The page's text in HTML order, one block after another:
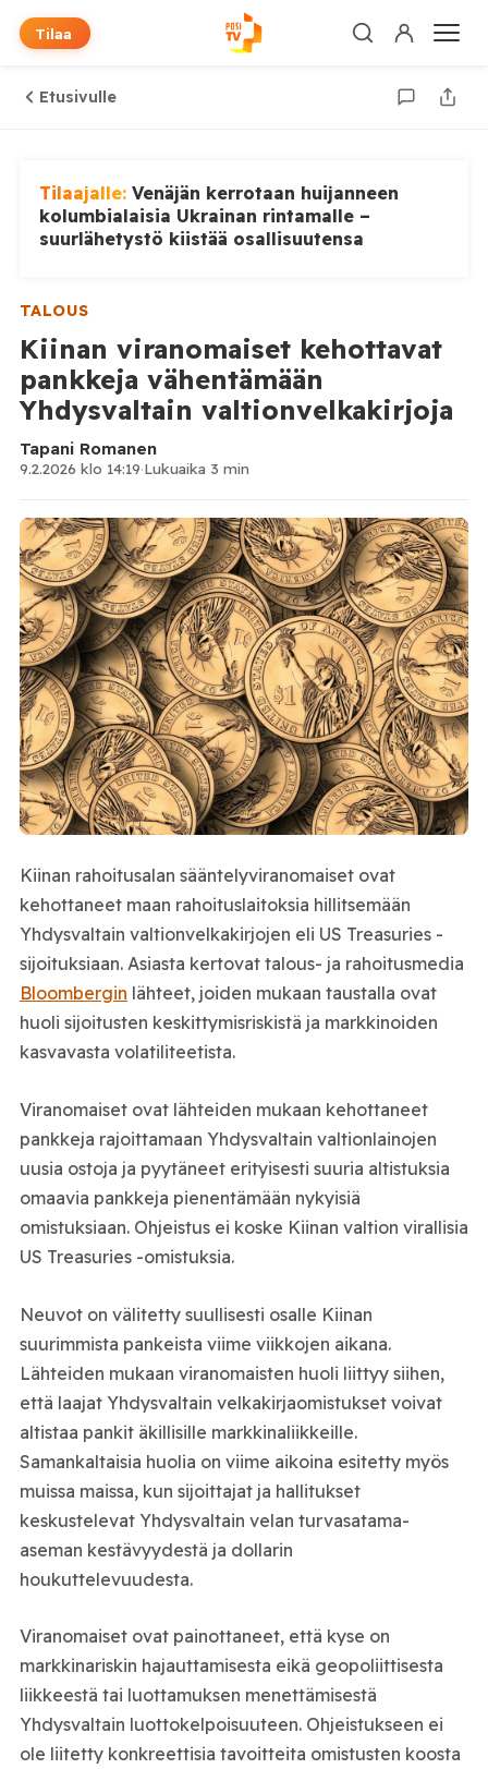
Tilaa
Etusivulle
Tilaajalle: Venäjän kerrotaan huijanneen
kolumbialaisia Ukrainan rintamalle –
suurlähetystö kiistää osallisuutensa
TALOUS
Kiinan viranomaiset kehottavat
pankkeja vähentämään
Yhdysvaltain valtionvelkakirjoja
Tapani Romanen
9.2.2026 klo 14:19·Lukuaika 3 min
Kiinan rahoitusalan sääntelyviranomaiset ovat
kehottaneet maan rahoituslaitoksia hillitsemään
Yhdysvaltain valtionvelkakirjojen eli US Treasuries -
sijoituksiaan. Asiasta kertovat talous- ja rahoitusmedia
Bloombergin lähteet, joiden mukaan taustalla ovat
huoli sijoitusten keskittymisriskistä ja markkinoiden
kasvavasta volatiliteetista.
Viranomaiset ovat lähteiden mukaan kehottaneet
pankkeja rajoittamaan Yhdysvaltain valtionlainojen
uusia ostoja ja pyytäneet erityisesti suuria altistuksia
omaavia pankkeja pienentämään nykyisiä
omistuksiaan. Ohjeistus ei koske Kiinan valtion virallisia
US Treasuries -omistuksia.
Neuvot on välitetty suullisesti osalle Kiinan
suurimmista pankeista viime viikkojen aikana.
Lähteiden mukaan viranomaisten huoli liittyy siihen,
että laajat Yhdysvaltain velkakirjaomistukset voivat
altistaa pankit äkillisille markkinaliikkeille.
Samankaltaisia huolia on viime aikoina esitetty myös
muissa maissa, kun sijoittajat ja hallitukset
keskustelevat Yhdysvaltain velan turvasatama-
aseman kestävyydestä ja dollarin
houkuttelevuudesta.
Viranomaiset ovat painottaneet, että kyse on
markkinariskin hajauttamisesta eikä geopoliittisesta
liikkeestä tai luottamuksen menettämisestä
Yhdysvaltain luottokelpoisuuteen. Ohjeistukseen ei
ole liitetty konkreettisia tavoitteita omistusten koosta